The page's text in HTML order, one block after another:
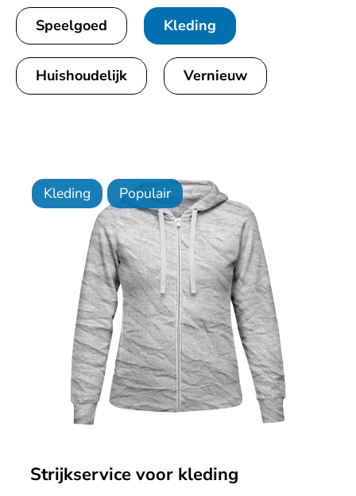
Speelgoed Kleding
Huishoudelijk Vernieuw
Kleding Populair
Strijkservice voor kleding